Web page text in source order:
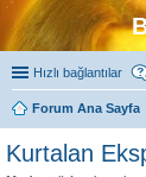
Hızlı bağlantılar
Forum Ana Sayfa
Kurtalan